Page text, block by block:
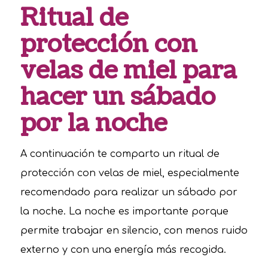
Ritual de
protección con
velas de miel para
hacer un sábado
por la noche
A continuación te comparto un ritual de
protección con velas de miel, especialmente
recomendado para realizar un sábado por
la noche. La noche es importante porque
permite trabajar en silencio, con menos ruido
externo y con una energía más recogida.